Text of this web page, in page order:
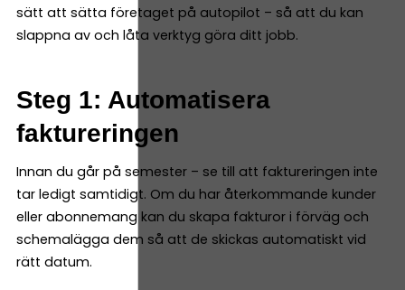
sätt att sätta företaget på autopilot – så att du kan
slappna av och låta verktyg göra ditt jobb.
Steg 1: Automatisera
faktureringen
Innan du går på semester – se till att faktureringen inte
tar ledigt samtidigt. Om du har återkommande kunder
eller abonnemang kan du skapa fakturor i förväg och
schemalägga dem så att de skickas automatiskt vid
rätt datum.